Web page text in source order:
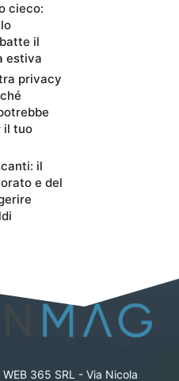
cieco:
il
estiva
privacy
il tuo
il
e del
365 SRL - Via Nicola